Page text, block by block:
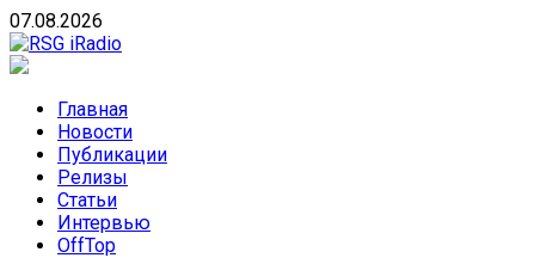
Skip
to
content
07.08.2026
направлений без возрастных ограничений
Главная
Новости
Публикации
Релизы
Статьи
Интервью
OffTop